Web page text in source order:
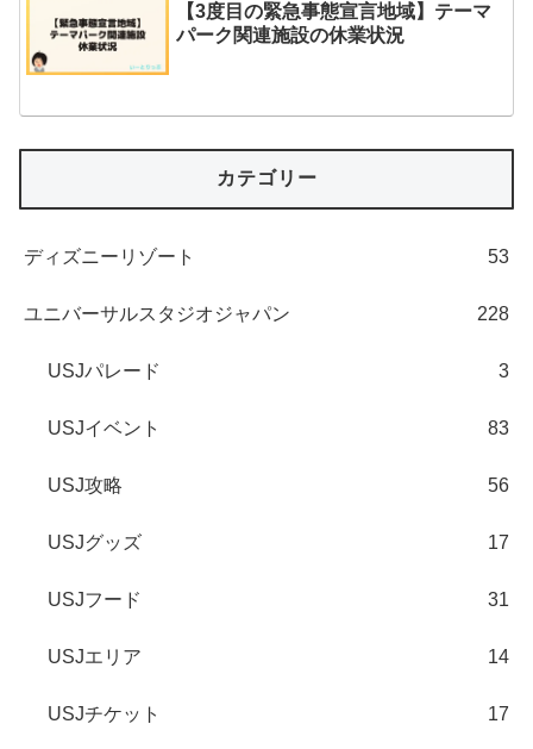
【3度目の緊急事態宣言地域】テーマ
パーク関連施設の休業状況
カテゴリー
ディズニーリゾート 53
ユニバーサルスタジオジャパン 228
USJパレード 3
USJイベント 83
USJ攻略 56
USJグッズ 17
USJフード 31
USJエリア 14
USJチケット 17